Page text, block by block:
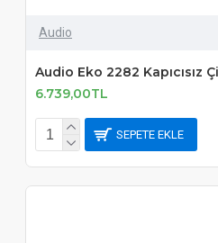
Audio
Audio Eko 2282 Kapıcısız
6.739,00TL
SEPETE EKLE